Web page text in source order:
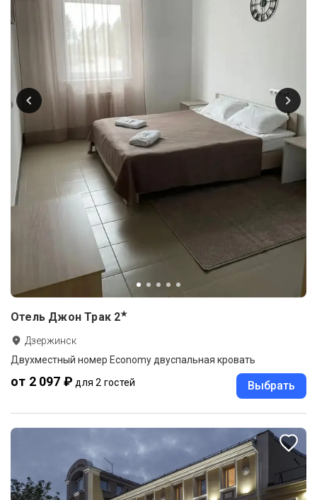
Отель Джон Трак 2★
Дзержинск
Двухместный номер Economy двуспальная кровать
от 2 097 ₽ для 2 гостей Выбрать